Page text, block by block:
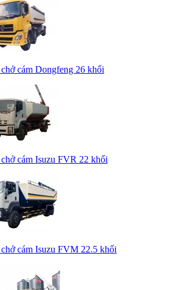
cám Dongfeng 26 khối
cám Isuzu FVR 22 khối
cám Isuzu FVM 22.5 khối